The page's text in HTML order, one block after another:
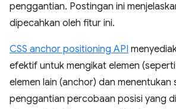
penggantian. Postingan ini
dipecahkan oleh fitur ini.
CSS anchor positioning API
efektif untuk mengikat elemen
elemen lain (anchor) dan menentukan
penggantian percobaan posisi yang